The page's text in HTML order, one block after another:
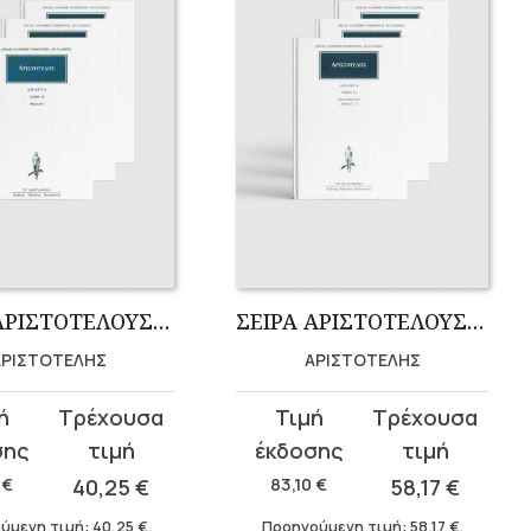
ΣΕΙΡΑ ΑΡΙΣΤΟΤΕΛΟΥΣ ΡΗΤΟΡΙΚΗ (3 ΤΟΜΟΙ)
€ 40,25€
τιμή: 40,25€.
ΣΕΙΡΑ ΑΡΙΣΤΟΤΕΛΟΥΣ ΦΥΣΙΚΑ (4 ΤΟΜΟΙ)
ΑΡΙΣΤΟΤΕΛΗΣ
83,10€
Original
price
was:
83,10 €.
58,17€
τρέχουσα
τιμή
είναι:Προηγούμενη τιμή: 58,17 €.